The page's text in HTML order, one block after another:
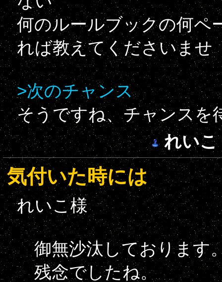
何のルールブックの何ペ
れば教えてくださいませ
>次のチャンス
そうですね、チャンスを
れいこ
気付いた時には
れいこ様
御無沙汰しております
残念でしたね。